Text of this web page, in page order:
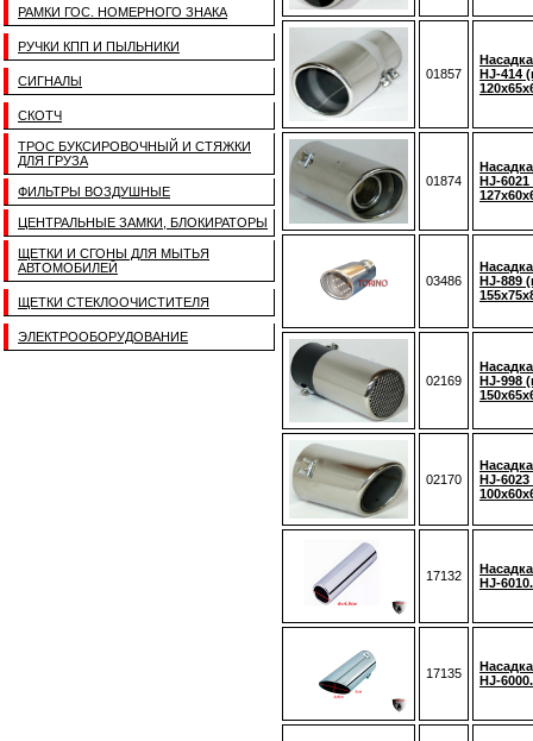
РАМКИ ГОС. НОМЕРНОГО ЗНАКА
РУЧКИ КПП И ПЫЛЬНИКИ
СИГНАЛЫ
СКОТЧ
ТРОС БУКСИРОВОЧНЫЙ И СТЯЖКИ
ДЛЯ ГРУЗА
ФИЛЬТРЫ ВОЗДУШНЫЕ
ЦЕНТРАЛЬНЫЕ ЗАМКИ, БЛОКИРАТОРЫ
ЩЕТКИ И СГОНЫ ДЛЯ МЫТЬЯ
АВТОМОБИЛЕЙ
ЩЕТКИ СТЕКЛООЧИСТИТЕЛЯ
ЭЛЕКТРООБОРУДОВАНИЕ
01857
HJ-414
01874
HJ-
03486
HJ-889
02169
HJ-998
02170
HJ-
17132
HJ-
17135
HJ-